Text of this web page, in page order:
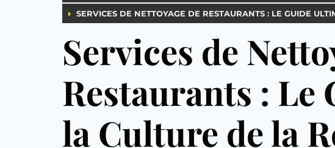
SERVICES DE NETTOYAGE DE RESTAURANTS : LE GUIDE
Services de
Restaurants : Le
la Culture de la